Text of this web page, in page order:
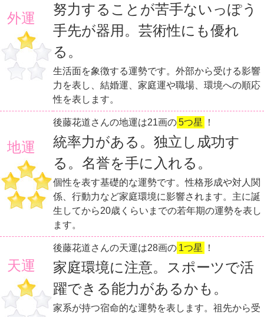
外運
努力することが苦手ないっぽう
手先が器用。芸術性にも優れ
る。
生活面を象徴する運勢です。外部から受ける影響
力を表し、結婚運、家庭運や職場、環境への順応
性を表します。
地運
後藤花道さんの地運は21画の5つ星 ！
統率力がある。独立し成功す
る。名誉を手に入れる。
個性を表す基礎的な運勢です。性格形成や対人関
係、行動力など家庭環境に影響されます。主に誕
生してから20歳くらいまでの若年期の運勢を表し
ます。
天運
後藤花道さんの天運は28画の 1つ星 ！
家庭環境に注意。スポーツで活
躍できる能力があるかも。
家系が持つ宿命的な運勢を表します。祖先から受